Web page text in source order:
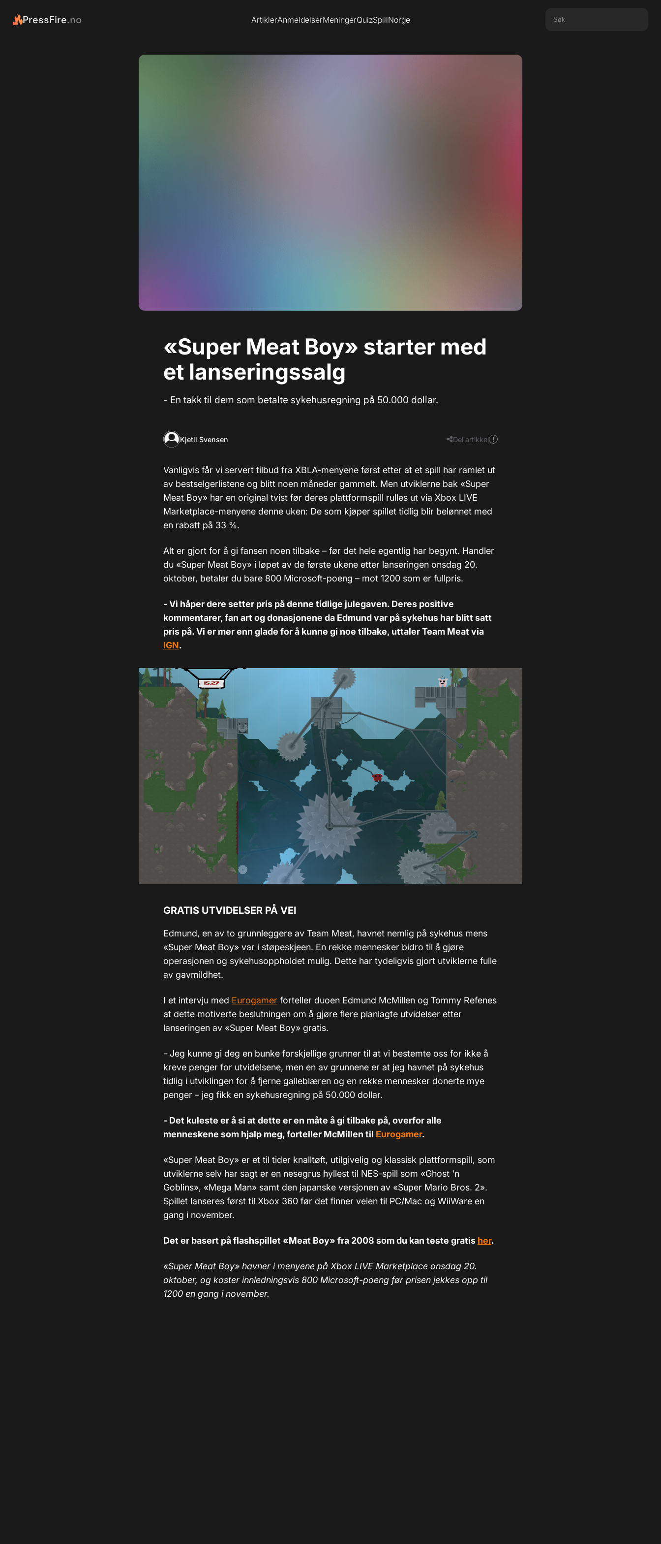
PressFire.no ArtiklerAnmeldelserMeningerQuizSpillNorge
«Super Meat Boy» starter med
et lanseringssalg
- En takk til dem som betalte sykehusregning på 50.000 dollar.
Kjetil Svensen Del artikkel
Vanligvis får vi servert tilbud fra XBLA-menyene først etter at et spill har ramlet ut
av bestselgerlistene og blitt noen måneder gammelt. Men utviklerne bak «Super
Meat Boy» har en original tvist før deres plattformspill rulles ut via Xbox LIVE
Marketplace-menyene denne uken: De som kjøper spillet tidlig blir belønnet med
en rabatt på 33 %.
Alt er gjort for å gi fansen noen tilbake – før det hele egentlig har begynt. Handler
du «Super Meat Boy» i løpet av de første ukene etter lanseringen onsdag 20.
oktober, betaler du bare 800 Microsoft-poeng – mot 1200 som er fullpris.
- Vi håper dere setter pris på denne tidlige julegaven. Deres positive
kommentarer, fan art og donasjonene da Edmund var på sykehus har blitt satt
pris på. Vi er mer enn glade for å kunne gi noe tilbake, uttaler Team Meat via
IGN.
GRATIS UTVIDELSER PÅ VEI
Edmund, en av to grunnleggere av Team Meat, havnet nemlig på sykehus mens
«Super Meat Boy» var i støpeskjeen. En rekke mennesker bidro til å gjøre
operasjonen og sykehusoppholdet mulig. Dette har tydeligvis gjort utviklerne fulle
av gavmildhet.
I et intervju med Eurogamer forteller duoen Edmund McMillen og Tommy Refenes
at dette motiverte beslutningen om å gjøre flere planlagte utvidelser etter
lanseringen av «Super Meat Boy» gratis.
- Jeg kunne gi deg en bunke forskjellige grunner til at vi bestemte oss for ikke å
kreve penger for utvidelsene, men en av grunnene er at jeg havnet på sykehus
tidlig i utviklingen for å fjerne galleblæren og en rekke mennesker donerte mye
penger – jeg fikk en sykehusregning på 50.000 dollar.
- Det kuleste er å si at dette er en måte å gi tilbake på, overfor alle
menneskene som hjalp meg, forteller McMillen til Eurogamer.
«Super Meat Boy» er et til tider knalltøft, utilgivelig og klassisk plattformspill, som
utviklerne selv har sagt er en nesegrus hyllest til NES-spill som «Ghost 'n
Goblins», «Mega Man» samt den japanske versjonen av «Super Mario Bros. 2».
Spillet lanseres først til Xbox 360 før det finner veien til PC/Mac og WiiWare en
gang i november.
Det er basert på flashspillet «Meat Boy» fra 2008 som du kan teste gratis her.
«Super Meat Boy» havner i menyene på Xbox LIVE Marketplace onsdag 20.
oktober, og koster innledningsvis 800 Microsoft-poeng før prisen jekkes opp til
1200 en gang i november.